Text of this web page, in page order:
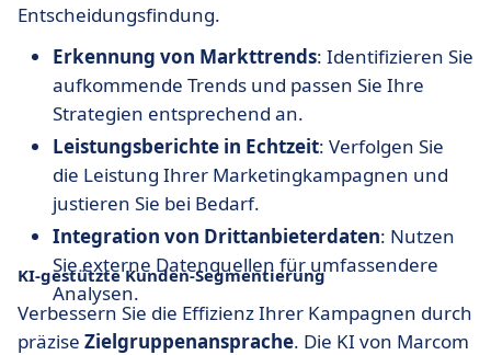
Entscheidungsfindung.
Erkennung von Markttrends: Identifizieren Sie
aufkommende Trends und passen Sie Ihre
Strategien entsprechend an.
Leistungsberichte in Echtzeit: Verfolgen Sie
die Leistung Ihrer Marketingkampagnen und
justieren Sie bei Bedarf.
Integration von Drittanbieterdaten: Nutzen
Sie externe Datenquellen für umfassendere
Analysen.
KI-gestützte Kunden-Segmentierung
Verbessern Sie die Effizienz Ihrer Kampagnen durch
präzise Zielgruppenansprache. Die KI von Marcom